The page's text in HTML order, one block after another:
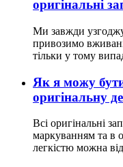
оригінальні
Ми завжди
привозимо
тільки у тому
Як я можу
оригінальну
Всі оригінальні
маркуванням та в
легкістю можна